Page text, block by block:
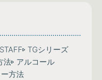
STAFF TGシリーズ
法 アルコール
方法